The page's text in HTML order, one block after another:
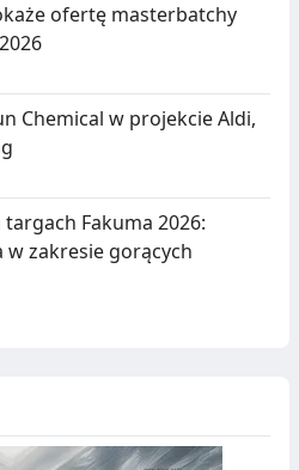
ofertę masterbatchy
Chemical w projekcie Aldi,
Fakuma 2026:
w zakresie gorących